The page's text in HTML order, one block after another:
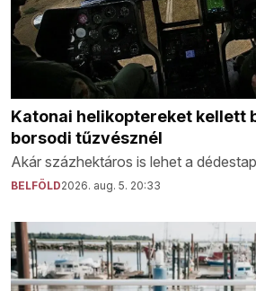
Katonai helikoptereket kellett
borsodi tűzvésznél
Akár százhektáros is lehet a
BELFÖLD2026. aug. 5. 20:33